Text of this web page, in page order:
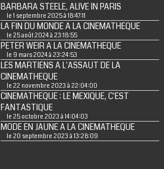
BARBARA STEELE, ALIVE IN PARIS
le 1 septembre 2025 à 18:47:11
LA FIN DU MONDE A LA CINEMATHEQUE
le 25 août 2024 à 23:18:55
PETER WEIR A LA CINEMATHEQUE
le 9 mars 2024 à 23:24:53
LES MARTIENS A L'ASSAUT DE LA
CINEMATHEQUE
le 22 novembre 2023 à 22:04:00
CINEMATHEQUE : LE MEXIQUE, C'EST
FANTASTIQUE
le 25 octobre 2023 à 14:04:03
MODE EN JAUNE A LA CINEMATHEQUE
le 20 septembre 2023 à 13:28:09